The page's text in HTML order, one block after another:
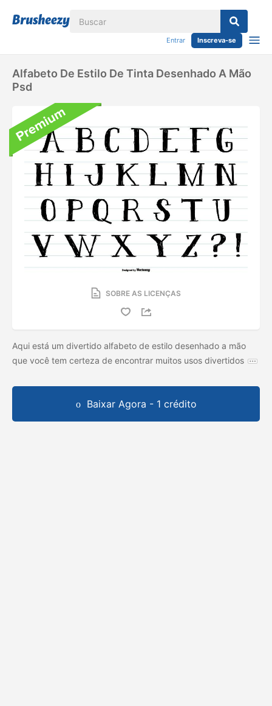
Entrar Inscreva-se
Alfabeto De Estilo De Tinta Desenhado A Mão
Psd
SOBRE AS LICENÇAS
Aqui está um divertido alfabeto de estilo desenhado a mão
que você tem certeza de encontrar muitos usos divertidos
Baixar Agora - 1 crédito